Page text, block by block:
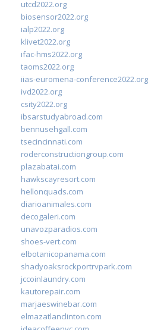
utcd2022.org
biosensor2022.org
ialp2022.org
klivet2022.org
ifac-hms2022.org
taoms2022.org
iias-euromena-conference2022.org
ivd2022.org
csity2022.org
ibsarstudyabroad.com
bennusehgall.com
tsecincinnati.com
roderconstructiongroup.com
plazabatai.com
hawkscayresort.com
hellonquads.com
diarioanimales.com
decogaleri.com
unavozparadios.com
shoes-vert.com
elbotanicopanama.com
shadyoaksrockportrvpark.com
jccoinlaundry.com
kautorepair.com
marjaeswinebar.com
elmazatlanclinton.com